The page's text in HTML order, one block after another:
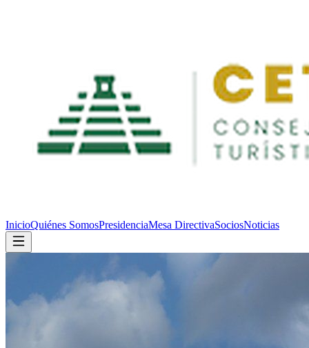
InicioQuiénes SomosPresidenciaMesa DirectivaSociosNoticias